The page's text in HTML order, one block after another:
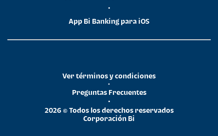
•
App Bi Banking para iOS
2026 © Todos los derechos reservados
Corporación Bi
•
Preguntas Frecuentes
•
Ver términos y condiciones